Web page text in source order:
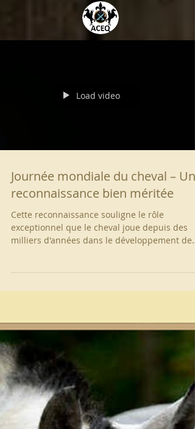
Load video
Journée mondiale du cheval – Une
reconnaissance bien méritée
Cette reconnaissance souligne le rôle
exceptionnel que le cheval joue depuis des
milliers d'années dans le développement de
cheval continue d'avoir un impacte positif